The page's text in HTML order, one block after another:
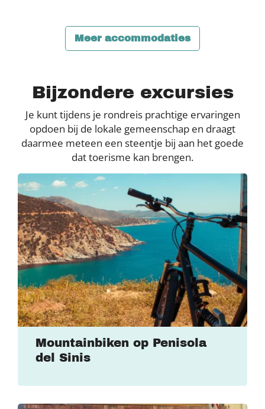
Meer accommodaties
Bijzondere excursies
Je kunt tijdens je rondreis prachtige ervaringen
opdoen bij de lokale gemeenschap en draagt
daarmee meteen een steentje bij aan het goede
dat toerisme kan brengen.
Mountainbiken op Penisola
del Sinis